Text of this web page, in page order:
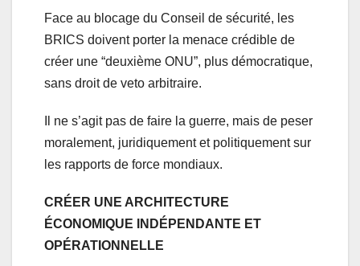
Face au blocage du Conseil de sécurité, les
BRICS doivent porter la menace crédible de
créer une “deuxième ONU”, plus démocratique,
sans droit de veto arbitraire.
Il ne s’agit pas de faire la guerre, mais de peser
moralement, juridiquement et politiquement sur
les rapports de force mondiaux.
CRÉER UNE ARCHITECTURE
ÉCONOMIQUE INDÉPENDANTE ET
OPÉRATIONNELLE